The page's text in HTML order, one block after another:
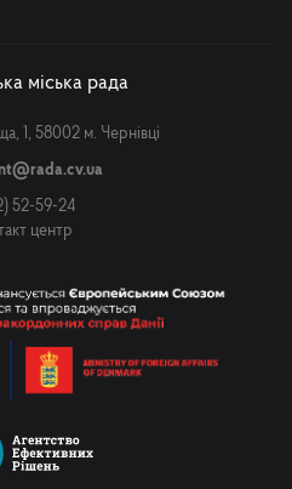
міська рада
1, 58002 м. Чернівці
52-59-24
центр